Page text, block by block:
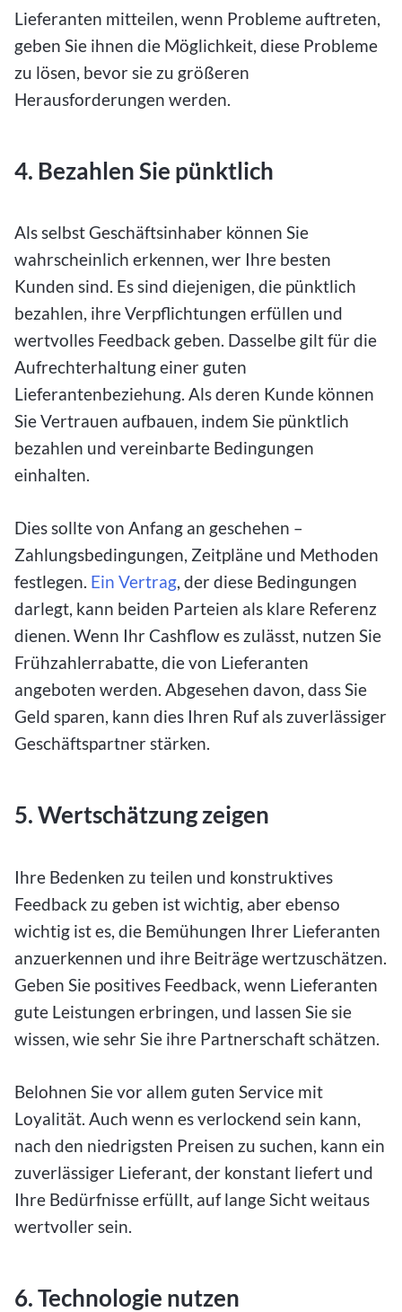
Lieferanten mitteilen, wenn Probleme auftreten,
geben Sie ihnen die Möglichkeit, diese Probleme
zu lösen, bevor sie zu größeren
Herausforderungen werden.
4. Bezahlen Sie pünktlich
Als selbst Geschäftsinhaber können Sie
wahrscheinlich erkennen, wer Ihre besten
Kunden sind. Es sind diejenigen, die pünktlich
bezahlen, ihre Verpflichtungen erfüllen und
wertvolles Feedback geben. Dasselbe gilt für die
Aufrechterhaltung einer guten
Lieferantenbeziehung. Als deren Kunde können
Sie Vertrauen aufbauen, indem Sie pünktlich
bezahlen und vereinbarte Bedingungen
einhalten.
Dies sollte von Anfang an geschehen –
Zahlungsbedingungen, Zeitpläne und Methoden
festlegen. Ein Vertrag, der diese Bedingungen
darlegt, kann beiden Parteien als klare Referenz
dienen. Wenn Ihr Cashflow es zulässt, nutzen Sie
Frühzahlerrabatte, die von Lieferanten
angeboten werden. Abgesehen davon, dass Sie
Geld sparen, kann dies Ihren Ruf als zuverlässiger
Geschäftspartner stärken.
5. Wertschätzung zeigen
Ihre Bedenken zu teilen und konstruktives
Feedback zu geben ist wichtig, aber ebenso
wichtig ist es, die Bemühungen Ihrer Lieferanten
anzuerkennen und ihre Beiträge wertzuschätzen.
Geben Sie positives Feedback, wenn Lieferanten
gute Leistungen erbringen, und lassen Sie sie
wissen, wie sehr Sie ihre Partnerschaft schätzen.
Belohnen Sie vor allem guten Service mit
Loyalität. Auch wenn es verlockend sein kann,
nach den niedrigsten Preisen zu suchen, kann ein
zuverlässiger Lieferant, der konstant liefert und
Ihre Bedürfnisse erfüllt, auf lange Sicht weitaus
wertvoller sein.
6. Technologie nutzen